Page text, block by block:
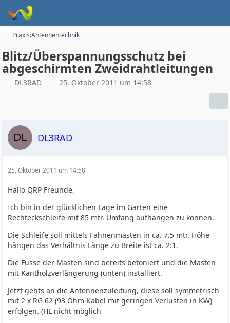
Praxis:Antennentechnik
Blitz/Überspannungsschutz bei
abgeschirmten Zweidrahtleitungen
DL3RAD 25. Oktober 2011 um 14:58
DL3RAD
25. Oktober 2011 um 14:58
Hallo QRP Freunde,
Ich bin in der glücklichen Lage im Garten eine
Rechteckschleife mit 85 mtr. Umfang aufhängen zu können.
Die Schleife soll mittels Fahnenmasten in ca. 7.5 mtr. Höhe
hängen das Verhältnis Länge zu Breite ist ca. 2:1.
Die Füsse der Masten sind bereits betoniert und die Masten
mit Kantholzverlängerung (unten) installiert.
Jetzt gehts an die Antennenzuleitung, diese soll symmetrisch
mit 2 x RG 62 (93 Ohm Kabel mit geringen Verlusten in KW)
erfolgen. (HL nicht möglich